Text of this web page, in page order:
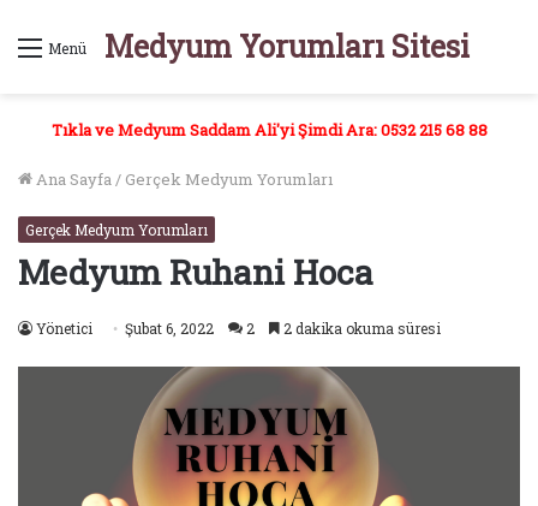
Menü Medyum Yorumları Sitesi
Tıkla ve Medyum Saddam Ali'yi Şimdi Ara: 0532 215 68 88
Ana Sayfa/ Gerçek Medyum Yorumları
Gerçek Medyum Yorumları
Medyum Ruhani Hoca
Yönetici Şubat 6, 2022 2 2 dakika okuma süresi